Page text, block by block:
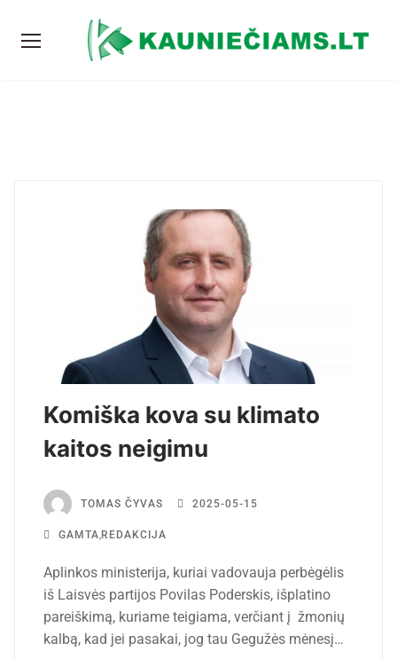
Komiška kova su klimato
kaitos neigimu
TOMAS ČYVAS 2025-05-15
GAMTA REDAKCIJA
Aplinkos ministerija, kuriai vadovauja perbėgėlis
iš Laisvės partijos Povilas Poderskis, išplatino
pareiškimą, kuriame teigiama, verčiant į žmonių
kalbą, kad jei pasakai, jog tau Gegužės mėnesį…